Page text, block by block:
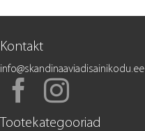
Kontakt
info@skandinaaviadisainikodu.ee
Tootekategooriad